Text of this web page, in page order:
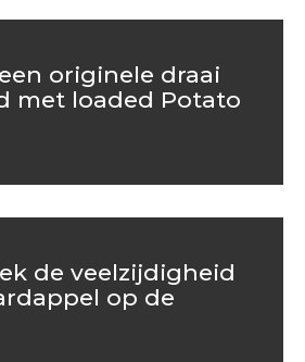
originele draai
met loaded Potato
de veelzijdigheid
op de